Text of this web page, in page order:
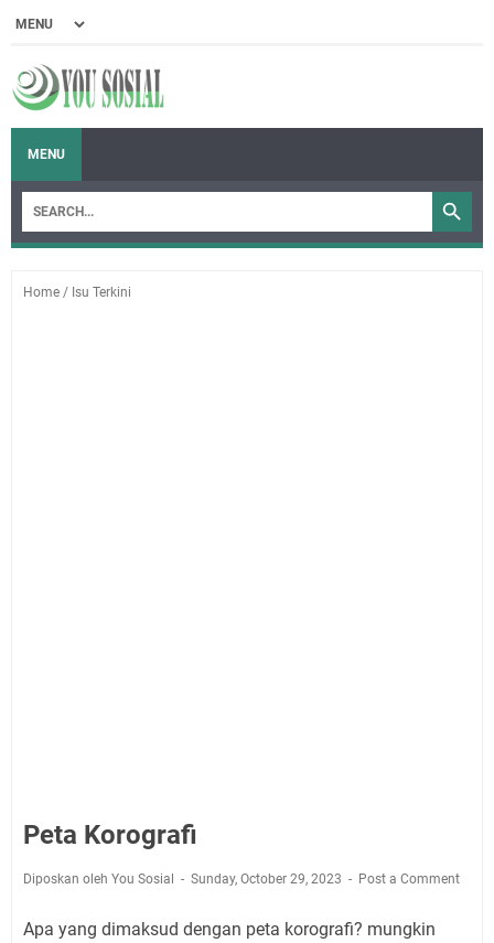
MENU
Home / Isu Terkini
Peta Korografi
Diposkan oleh You Sosial Sunday, October 29, 2023 Post a Comment
Apa yang dimaksud dengan peta korografi? mungkin